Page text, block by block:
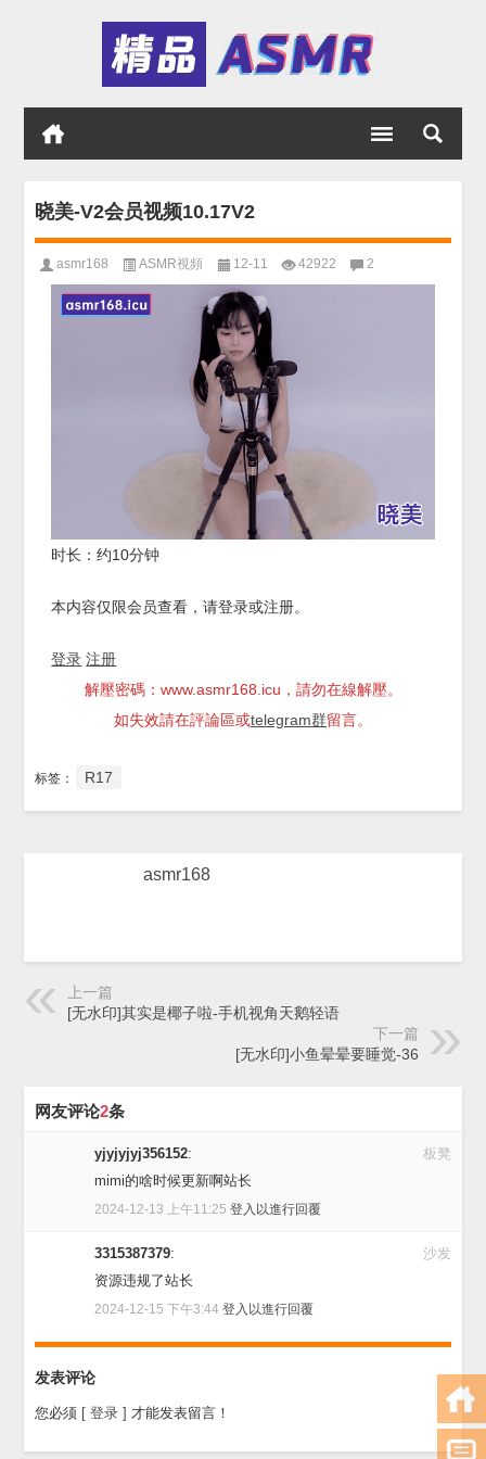
晓美-V2会员视频10.17V2
asmr168 ASMR視頻 12-11 42922 2
时长：约10分钟
本内容仅限会员查看，请登录或注册。
登录 注册
解壓密碼：www.asmr168.icu，請勿在線解壓。
如失效請在評論區或telegram群留言。
标签： R17
asmr168
上一篇
[无水印]其实是椰子啦-手机视角天鹅轻语
下一篇
[无水印]小鱼晕晕要睡觉-36
网友评论2条
板凳
yjyjyjyj356152:
mimi的啥时候更新啊站长
2024-12-13 上午11:25登入以進行回覆
沙发
3315387379:
资源违规了站长
2024-12-15 下午3:44登入以進行回覆
发表评论
您必须 [ 登录 ] 才能发表留言！